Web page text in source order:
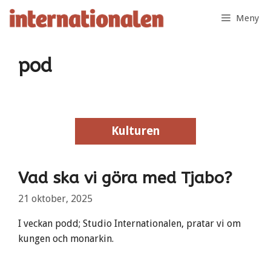
Hoppa
Meny
pod
Kulturen
Kulturen
Vad ska vi göra med Tjabo?
21 oktober, 2025
I veckan podd; Studio Internationalen, pratar vi om
kungen och monarkin.